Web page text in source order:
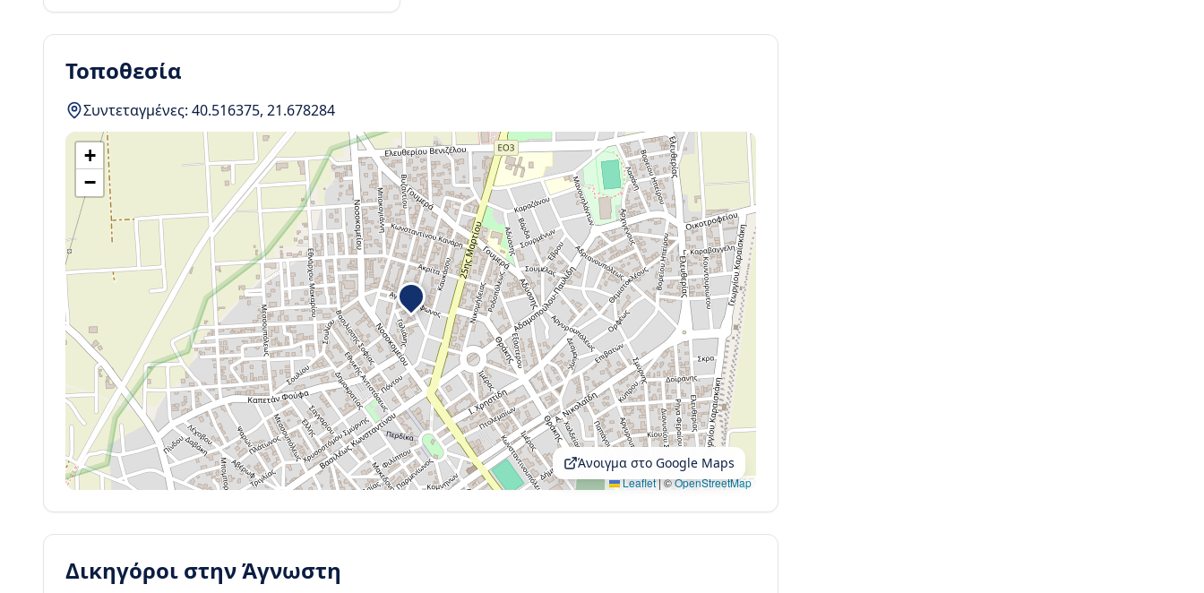
Τοποθεσία
Συντεταγμένες: 40.516375, 21.678284
+
−
Leaflet|©OpenStreetMap
Άνοιγμα στο Google Maps
Δικηγόροι στηνΆγνωστη